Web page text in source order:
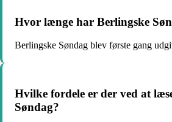
Hvor længe har Berlingske
Berlingske Søndag blev første gang
Hvilke fordele er der ved at
Søndag?